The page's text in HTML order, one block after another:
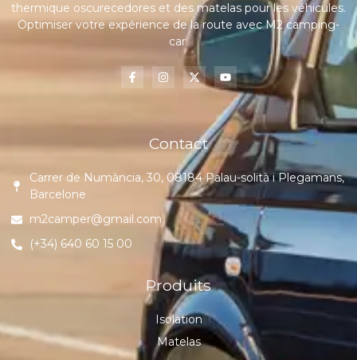
thermique oscurecedores et des matelas pour les véhicules.
Optimiser votre expérience de la route avec M2 camping-
car.
Contact
Carrer de Numància, 30, 08184 Palau-solità i Plegamans,
Barcelone
m2camper@gmail.com
(+34) 640 60 15 00
Produits
Isolation
Matelas